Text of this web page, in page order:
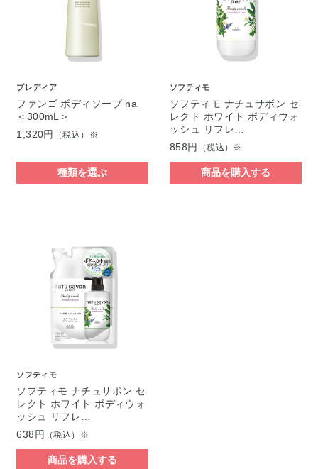
プレディア
ファンゴ ボディソープ na
＜300mL＞
1,320円
（税込）※
種類を選ぶ
ソフティモ
ソフティモ ナチュサボン セ
レクト ホワイト ボディウォ
ッシュ リフレ…
858円
（税込）※
商品を購入する
ソフティモ
ソフティモ ナチュサボン セ
レクト ホワイト ボディウォ
ッシュ リフレ…
638円 （税込）※
商品を購入する